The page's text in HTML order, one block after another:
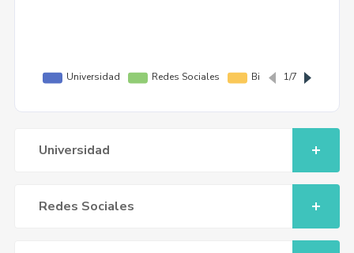
Universidad
Redes Sociales